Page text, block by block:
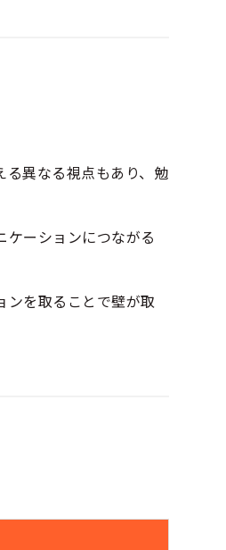
る異なる視点もあり、勉
ーションにつながる
ンを取ることで壁が取